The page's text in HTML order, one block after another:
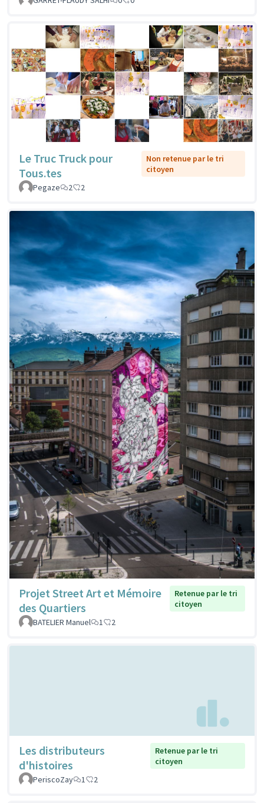
Le Truc Truck pour
Tous.tes
Non retenue par le tri
citoyen
Pegaze
2 2
Projet Street Art et Mémoire
des Quartiers
Retenue par le tri
citoyen
BATELIER Manuel
1 2
Les distributeurs
d'histoires
Retenue par le tri
citoyen
PeriscoZay
1 2